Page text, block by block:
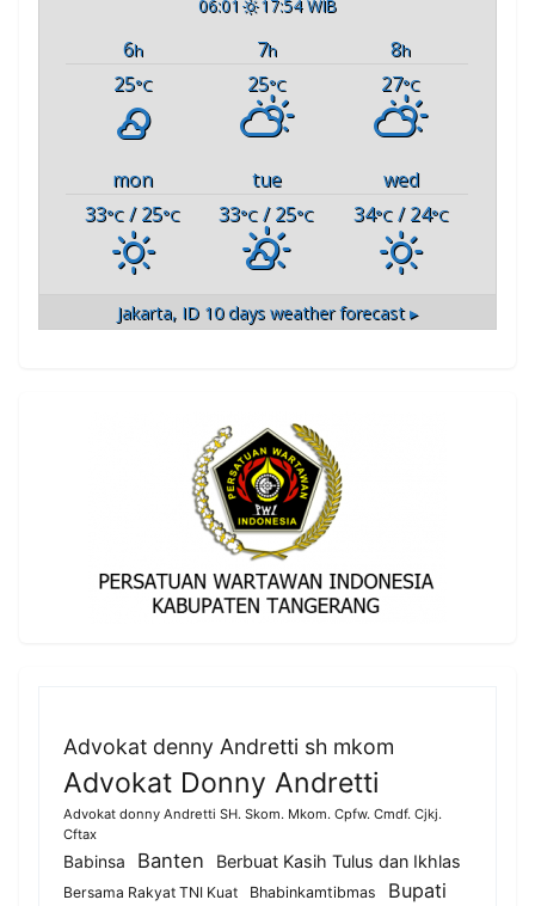
06:01 17:54 WIB
6h 7h 8h
25°C 25°C 27°C
mon tue
wed
33°C / 25°C 33°C / 25°C 34°C/ 24°C
Jakarta, ID 10 days weather forecast ▸
Advokat denny Andretti sh mkom
Advokat Donny Andretti
Advokat donny Andretti SH. Skom. Mkom. Cpfw. Cmdf. Cjkj.
Cftax
Babinsa Banten Berbuat Kasih Tulus dan Ikhlas
Bersama Rakyat TNI Kuat Bhabinkamtibmas Bupati